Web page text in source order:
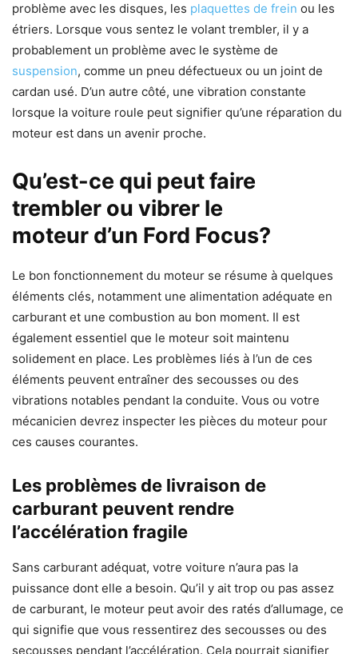
problème avec les disques, les plaquettes de frein ou les
étriers. Lorsque vous sentez le volant trembler, il y a
probablement un problème avec le système de
suspension, comme un pneu défectueux ou un joint de
cardan usé. D’un autre côté, une vibration constante
lorsque la voiture roule peut signifier qu’une réparation du
moteur est dans un avenir proche.
Qu’est-ce qui peut faire
trembler ou vibrer le
moteur d’un Ford Focus?
Le bon fonctionnement du moteur se résume à quelques
éléments clés, notamment une alimentation adéquate en
carburant et une combustion au bon moment. Il est
également essentiel que le moteur soit maintenu
solidement en place. Les problèmes liés à l’un de ces
éléments peuvent entraîner des secousses ou des
vibrations notables pendant la conduite. Vous ou votre
mécanicien devrez inspecter les pièces du moteur pour
ces causes courantes.
Les problèmes de livraison de
carburant peuvent rendre
l’accélération fragile
Sans carburant adéquat, votre voiture n’aura pas la
puissance dont elle a besoin. Qu’il y ait trop ou pas assez
de carburant, le moteur peut avoir des ratés d’allumage, ce
qui signifie que vous ressentirez des secousses ou des
secousses pendant l’accélération. Cela pourrait signifier